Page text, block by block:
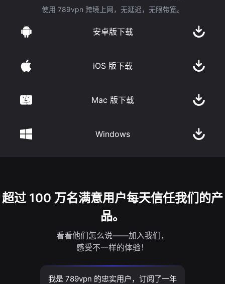
使用 789vpn 跨境上网，无延迟，无限带宽。
安卓版下载
iOS 版下载
Mac 版下载
Windows
超过 100 万名满意用户每天信任我们的产
品。
看看他们怎么说——加入我们，
感受不一样的体验！
我是 789vpn 的忠实用户，订阅了一年